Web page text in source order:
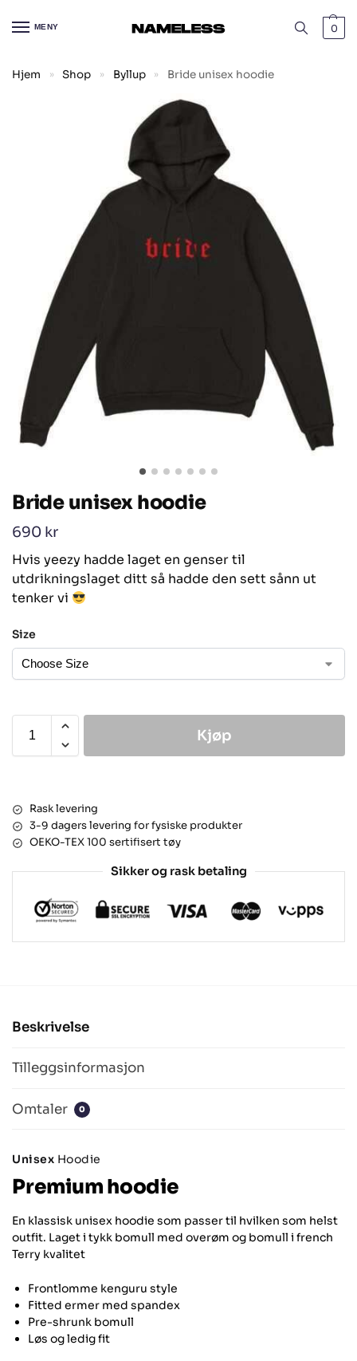
MENY 0
Hjem » Shop » Byllup » Bride unisex hoodie
Bride unisex hoodie
690 kr
Hvis yeezy hadde laget en genser til
utdrikningslaget ditt så hadde den sett sånn ut
tenker vi
Size
Kjøp
Rask levering
3-9 dagers levering for fysiske produkter
OEKO-TEX 100 sertifisert tøy
Sikker og rask betaling
Beskrivelse
Tilleggsinformasjon
Omtaler 0
Unisex Hoodie
Premium hoodie
En klassisk unisex hoodie som passer til hvilken som helst
outfit. Laget i tykk bomull med overøm og bomull i french
Terry kvalitet
Frontlomme kenguru style
Fitted ermer med spandex
Pre-shrunk bomull
Løs og ledig fit